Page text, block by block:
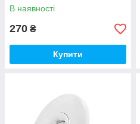
В наявності
270 ₴
Купити